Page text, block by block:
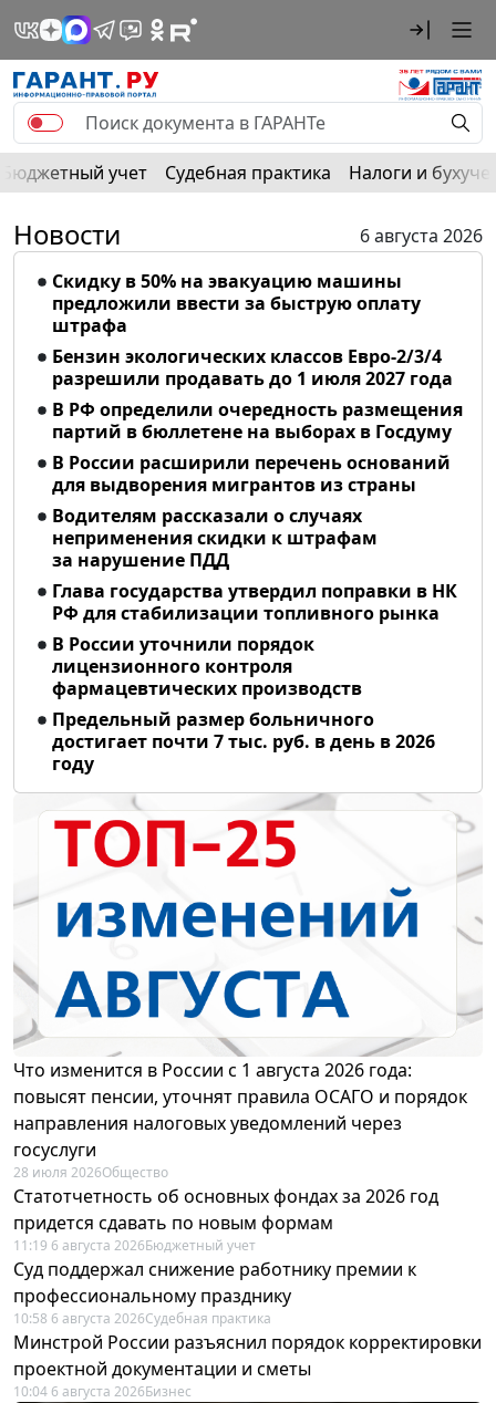
Бюджетный учет Судебная практика Налоги и
Новости
6 августа 2026
Скидку в 50% на эвакуацию машины
предложили ввести за быструю оплату
штрафа
Бензин экологических классов Евро-2/3/4
разрешили продавать до 1 июля 2027 года
В РФ определили очередность размещения
партий в бюллетене на выборах в Госдуму
В России расширили перечень оснований
для выдворения мигрантов из страны
Водителям рассказали о случаях
неприменения скидки к штрафам
за нарушение ПДД
Глава государства утвердил поправки в НК
РФ для стабилизации топливного рынка
В России уточнили порядок
лицензионного контроля
фармацевтических производств
Предельный размер больничного
достигает почти 7 тыс. руб. в день в 2026
году
Что изменится в России с 1 августа 2026 года:
повысят пенсии, уточнят правила ОСАГО и порядок
направления налоговых уведомлений через
госуслуги
28 июля 2026Общество
Статотчетность об основных фондах за 2026 год
придется сдавать по новым формам
11:19 6 августа 2026Бюджетный учет
Суд поддержал снижение работнику премии к
профессиональному празднику
10:58 6 августа 2026Судебная практика
Минстрой России разъяснил порядок корректировки
проектной документации и сметы
10:04 6 августа 2026Бизнес